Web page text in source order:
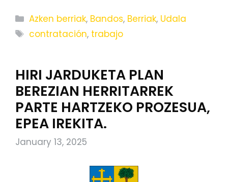
Categories
Azken berriak, Bandos, Berriak, Udala
Tags
contratación, trabajo
HIRI JARDUKETA PLAN
BEREZIAN HERRITARREK
PARTE HARTZEKO PROZESUA,
EPEA IREKITA.
January 13, 2025